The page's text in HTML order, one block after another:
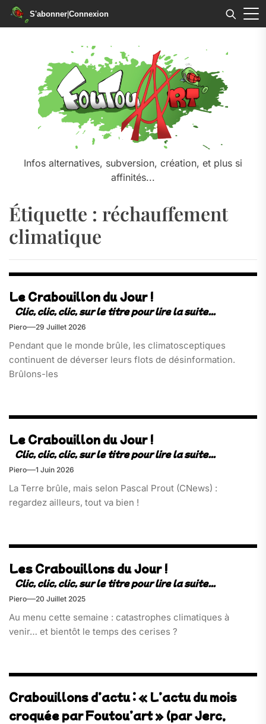
S'abonner|Connexion
Infos alternatives, subversion, création, et plus si
affinités...
Étiquette : réchauffement
climatique
Le Crabouillon du Jour !
Piero 29 Juillet 2026
Pendant que le monde brûle, les climatosceptiques
continuent de déverser leurs flots de désinformation.
Brûlons-les
Le Crabouillon du Jour !
Piero 1 Juin 2026
La Terre brûle, mais selon Pascal Prout (CNews) :
regardez ailleurs, tout va bien !
Les Crabouillons du Jour !
Piero 20 Juillet 2025
Au menu cette semaine : catastrophes climatiques à
venir… et bientôt le temps des cerises ?
Crabouillons d’actu : « L’actu du mois
croquée par Foutou’art » (par Jerc,